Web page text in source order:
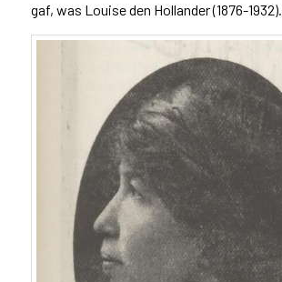
gaf, was Louise den Hollander (1876-1932).